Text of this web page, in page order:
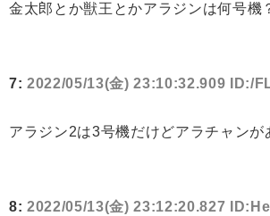
金太郎とか獣王とかアラジンは何号機
7: 2022/05/13(金) 23:10:32.909 ID:/
アラジン2は3号機だけどアラチャンが
8: 2022/05/13(金) 23:12:20.827